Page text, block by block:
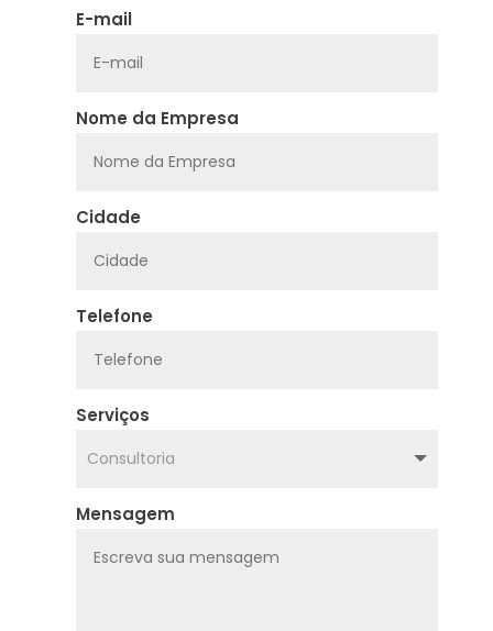
E-mail
Nome da Empresa
Cidade
Telefone
Serviços
Mensagem